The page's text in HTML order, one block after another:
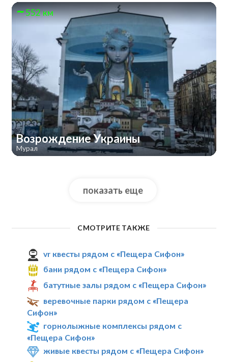
552 км
Возрождение Украины
Мурал
показать еще
СМОТРИТЕ ТАКЖЕ
vr квесты рядом с «Пещера Сифон»
бани рядом с «Пещера Сифон»
батутные залы рядом с «Пещера Сифон»
веревочные парки рядом с «Пещера
Сифон»
горнолыжные комплексы рядом с
«Пещера Сифон»
живые квесты рядом с «Пещера Сифон»